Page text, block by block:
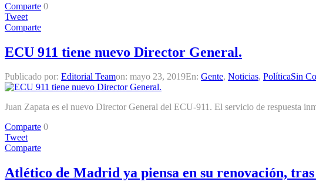
Comparte 0
Tweet
Comparte
ECU 911 tiene nuevo Director General.
Publicado por: Editorial Teamon: mayo 23, 2019En: Gente, Noticias, PolíticaSin
Juan Zapata es el nuevo Director General del ECU-911. El servicio de respuesta
Comparte 0
Tweet
Comparte
Atlético de Madrid ya piensa en su renovación,